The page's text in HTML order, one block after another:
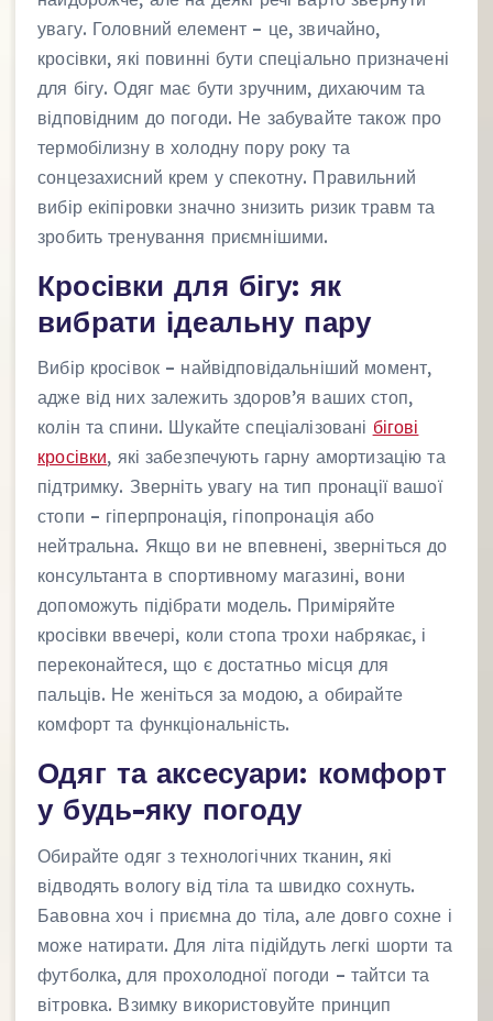
увагу. Головний елемент – це, звичайно,
кросівки, які повинні бути спеціально призначені
для бігу. Одяг має бути зручним, дихаючим та
відповідним до погоди. Не забувайте також про
термобілизну в холодну пору року та
сонцезахисний крем у спекотну. Правильний
вибір екіпіровки значно знизить ризик травм та
зробить тренування приємнішими.
Кросівки для бігу: як
вибрати ідеальну пару
Вибір кросівок – найвідповідальніший момент,
адже від них залежить здоров’я ваших стоп,
колін та спини. Шукайте спеціалізовані бігові
кросівки, які забезпечують гарну амортизацію та
підтримку. Зверніть увагу на тип пронації вашої
стопи – гіперпронація, гіпопронація або
нейтральна. Якщо ви не впевнені, зверніться до
консультанта в спортивному магазині, вони
допоможуть підібрати модель. Приміряйте
кросівки ввечері, коли стопа трохи набрякає, і
переконайтеся, що є достатньо місця для
пальців. Не женіться за модою, а обирайте
комфорт та функціональність.
Одяг та аксесуари: комфорт
у будь-яку погоду
Обирайте одяг з технологічних тканин, які
відводять вологу від тіла та швидко сохнуть.
Бавовна хоч і приємна до тіла, але довго сохне і
може натирати. Для літа підійдуть легкі шорти та
футболка, для прохолодної погоди – тайтси та
вітровка. Взимку використовуйте принцип